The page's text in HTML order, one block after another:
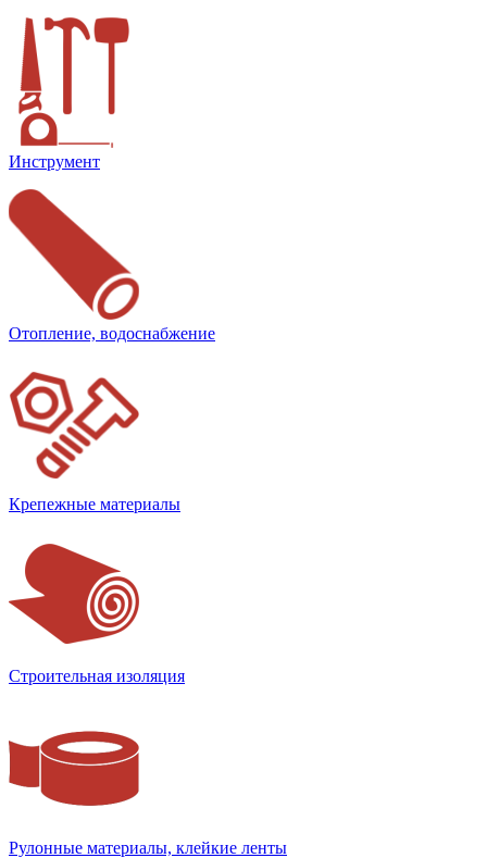
Инструмент
Отопление, водоснабжение
Крепежные материалы
Строительная изоляция
Рулонные материалы, клейкие ленты